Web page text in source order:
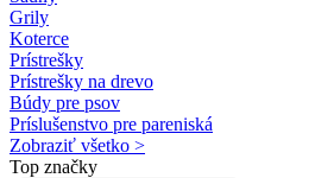
Grily
Koterce
Prístrešky
Prístrešky na drevo
Búdy pre psov
Príslušenstvo pre pareniská
Zobraziť všetko >
Top značky